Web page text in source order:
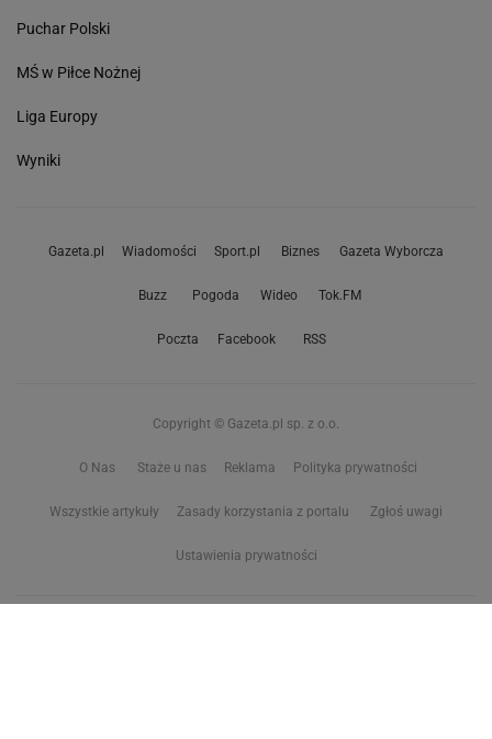
Puchar Polski
MŚ w Piłce Nożnej
Liga Europy
Wyniki
Gazeta.pl Wiadomości Sport.pl Biznes Gazeta Wyborcza
Buzz Pogoda Wideo Tok.FM
Poczta Facebook RSS
Copyright © Gazeta.pl sp. z o.o.
O Nas Staże u nas Reklama Polityka prywatności
Wszystkie artykuły Zasady korzystania z portalu Zgłoś uwagi
Ustawienia prywatności